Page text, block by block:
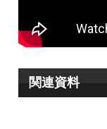
約5時間（※1）
電源
バッテリー式
寸法
関連資料